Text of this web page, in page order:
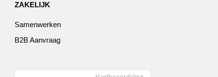
ZAKELIJK
Samenwerken
B2B Aanvraag